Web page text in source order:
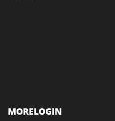
MORELOGIN